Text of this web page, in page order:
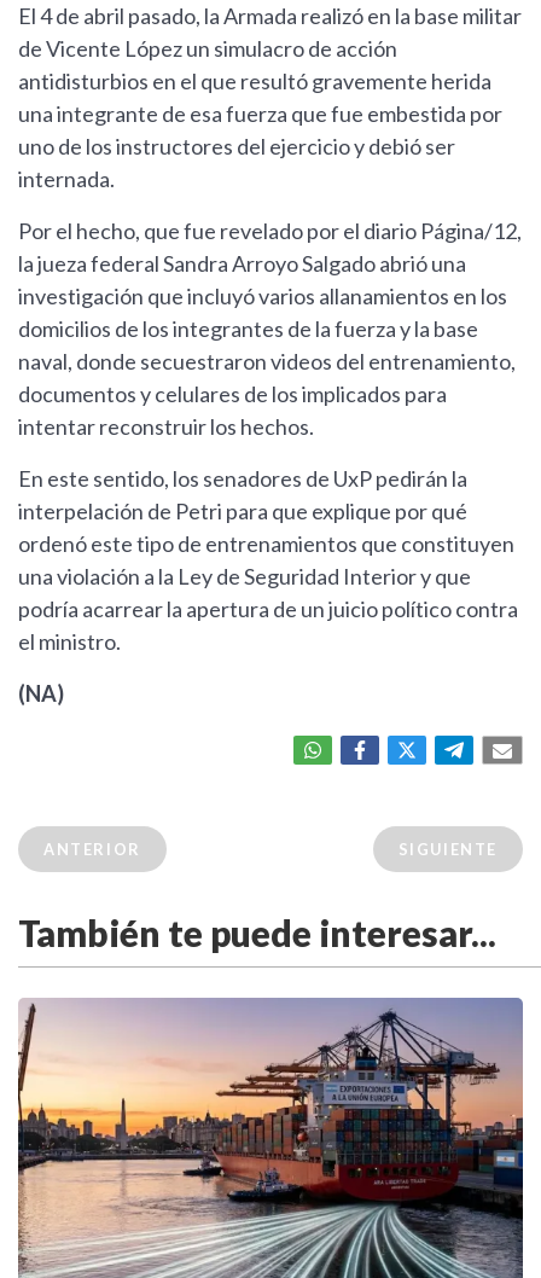
El 4 de abril pasado, la Armada realizó en la base militar
de Vicente López un simulacro de acción
antidisturbios en el que resultó gravemente herida
una integrante de esa fuerza que fue embestida por
uno de los instructores del ejercicio y debió ser
internada.
Por el hecho, que fue revelado por el diario Página/12,
la jueza federal Sandra Arroyo Salgado abrió una
investigación que incluyó varios allanamientos en los
domicilios de los integrantes de la fuerza y la base
naval, donde secuestraron videos del entrenamiento,
documentos y celulares de los implicados para
intentar reconstruir los hechos.
En este sentido, los senadores de UxP pedirán la
interpelación de Petri para que explique por qué
ordenó este tipo de entrenamientos que constituyen
una violación a la Ley de Seguridad Interior y que
podría acarrear la apertura de un juicio político contra
el ministro.
(NA)
ANTERIOR SIGUIENTE
También te puede interesar...